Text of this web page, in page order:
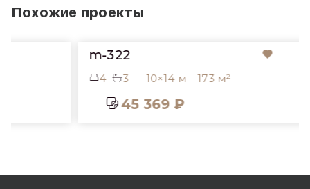
Похожие проекты
m-322
3 10×14 м 173 м²
45 369 ₽